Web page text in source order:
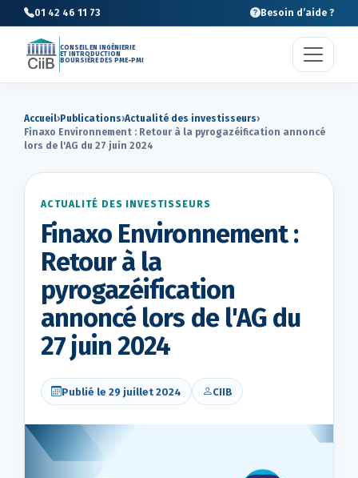
01 42 46 11 73 Besoin d’aide ?
CONSEIL EN INGÉNIERIE
ET INTRODUCTION
BOURSIÈRE DES PME-PMI
Accueil› Publications›Actualité des investisseurs›
Finaxo Environnement : Retour à la pyrogazéification annoncé
lors de l'AG du 27 juin 2024
ACTUALITÉ DES INVESTISSEURS
Finaxo Environnement :
Retour à la
pyrogazéification
annoncé lors de l'AG du
27 juin 2024
Publié le 29 juillet 2024 CIIB